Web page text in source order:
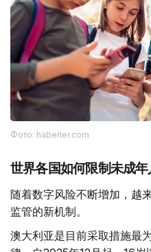
Фото: haberler.com
世界各国如何限制未成
随着数字风险不断增加，越
监管的新机制。
澳大利亚是目前采取措施最